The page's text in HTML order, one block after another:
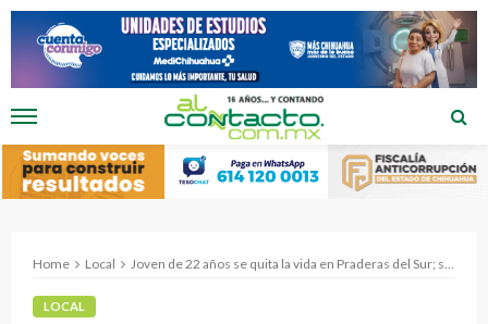
Home Local Joven de 22 años se quita la vida en Praderas del Sur; su madre lo encontró sin vida
LOCAL